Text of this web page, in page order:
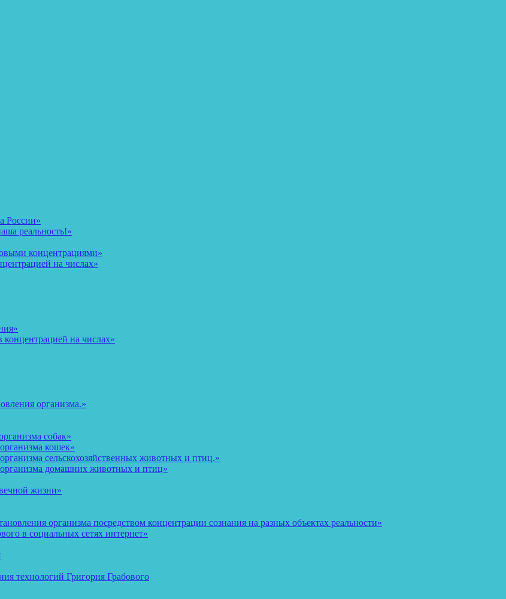
России»
реальность!»
концентрациями»
на числах»
на числах»
организма.»
собак»
кошек»
сельскохозяйственных животных и птиц.»
домашних животных и птиц»
жизни»
организма посредством концентрации сознания на разных объектах реальности»
в социальных сетях интернет»
технологий Григория Грабового